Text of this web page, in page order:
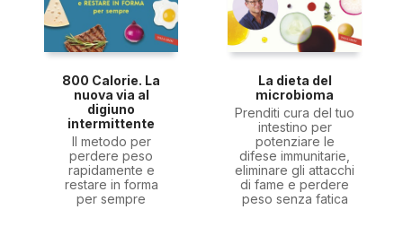
800 Calorie. La
nuova via al
digiuno
intermittente
Il metodo per
perdere peso
rapidamente e
restare in forma
per sempre
La dieta del
microbioma
Prenditi cura del tuo
intestino per
potenziare le
difese immunitarie,
eliminare gli attacchi
di fame e perdere
peso senza fatica